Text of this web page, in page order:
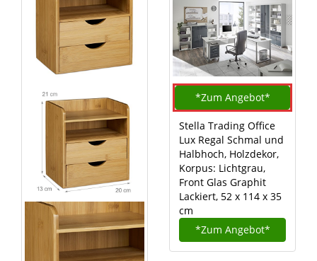
*Zum Angebot*
Stella Trading Office
Lux Regal Schmal und
Halbhoch, Holzdekor,
Korpus: Lichtgrau,
Front Glas Graphit
Lackiert, 52 x 114 x 35
cm
*Zum Angebot*